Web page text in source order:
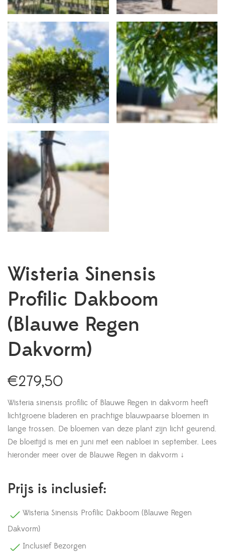
Wisteria Sinensis
Profilic Dakboom
(Blauwe Regen
Dakvorm)
€279,50
Wisteria sinensis profilic of Blauwe Regen in dakvorm heeft
lichtgroene bladeren en prachtige blauwpaarse bloemen in
lange trossen. De bloemen van deze plant zijn licht geurend.
De bloeitijd is mei en juni met een nabloei in september. Lees
hieronder meer over de Blauwe Regen in dakvorm ↓
Prijs is inclusief:
Wisteria Sinensis Profilic Dakboom (Blauwe Regen
Dakvorm)
Inclusief Bezorgen